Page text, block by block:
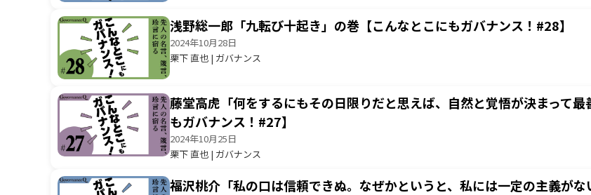
浅野総一郎「九転び十起き」の巻【こんなとこにもガバナンス！#28】
2024年10月28日
栗下 直也 | ガバナンス
藤堂高虎「何をするにもその日限りだと思えば、自然と覚悟が決まって
もガバナンス！#27】
2024年10月25日
栗下 直也 | ガバナンス
福沢桃介「私の口は信頼できぬ。なぜかというと、私には一定の主義が